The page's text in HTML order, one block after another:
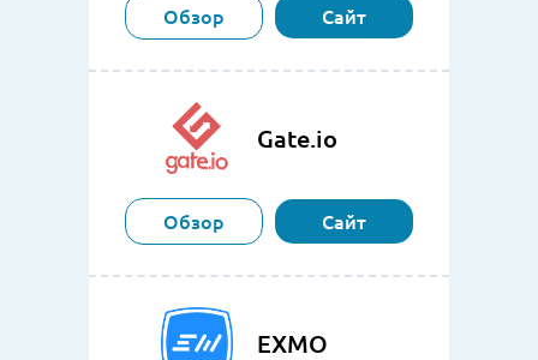
Обзор Сайт
Gate.io
Обзор Сайт
EXMO